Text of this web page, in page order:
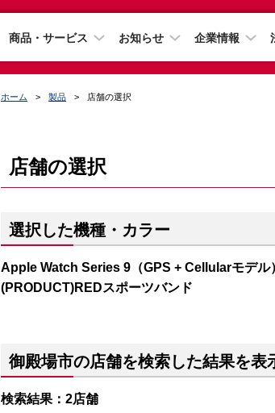
商品・サービス お知らせ 企業情報
ホーム 製品 店舗の選択
店舗の選択
選択した機種・カラー
Apple Watch Series 9（GPS + Cellularモデ
(PRODUCT)REDスポーツバンド
御殿場市の店舗を検索した結果を表
検索結果：2店舗